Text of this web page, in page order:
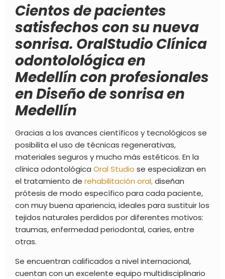
Cientos de pacientes
satisfechos con su nueva
sonrisa. OralStudio Clínica
odontolológica en
Medellín con profesionales
en Diseño de sonrisa en
Medellín
Gracias a los avances científicos y tecnológicos se
posibilita el uso de técnicas regenerativas,
materiales seguros y mucho más estéticos. En la
clínica odontológica Oral Studio se especializan en
el tratamiento de rehabilitación oral,diseñan
prótesis de modo específico para cada paciente,
con muy buena apariencia, ideales para sustituir los
tejidos naturales perdidos por diferentes motivos:
traumas, enfermedad periodontal, caries, entre
otras.
Se encuentran calificados a nivel internacional,
cuentan con un excelente equipo multidisciplinario